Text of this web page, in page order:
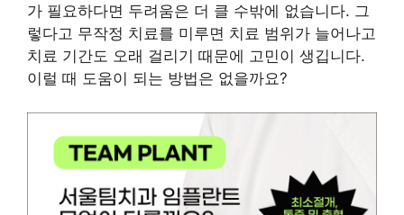
가 필요하다면 두려움은 더 클 수밖에 없습니다. 그
렇다고 무작정 치료를 미루면 치료 범위가 늘어나고
치료 기간도 오래 걸리기 때문에 고민이 생깁니다.
이럴 때 도움이 되는 방법은 없을까요?